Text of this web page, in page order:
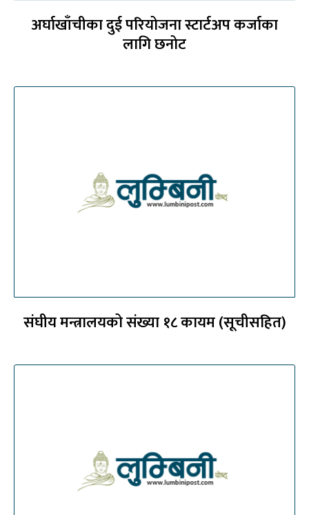
अर्घाखाँचीका दुई परियोजना स्टार्टअप कर्जाका
लागि छनोट
संघीय मन्त्रालयको संख्या १८ कायम (सूचीसहित)